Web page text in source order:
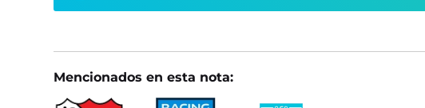
Mencionados en esta nota: